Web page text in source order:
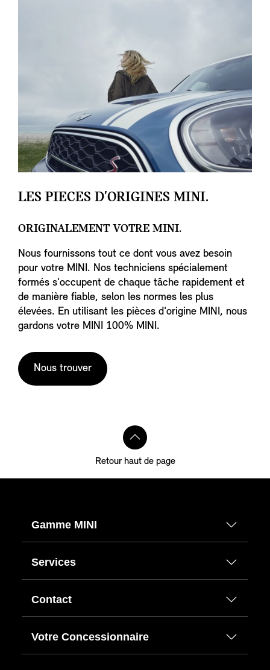
LES PIECES D'ORIGINES MINI.
ORIGINALEMENT VOTRE MINI.
Nous fournissons tout ce dont vous avez besoin
pour votre MINI. Nos techniciens spécialement
formés s'occupent de chaque tâche rapidement et
de manière fiable, selon les normes les plus
élevées. En utilisant les pièces d'origine MINI, nous
gardons votre MINI 100% MINI.
Nous trouver
Retour haut de page
Gamme MINI
Services
Contact
Votre Concessionnaire